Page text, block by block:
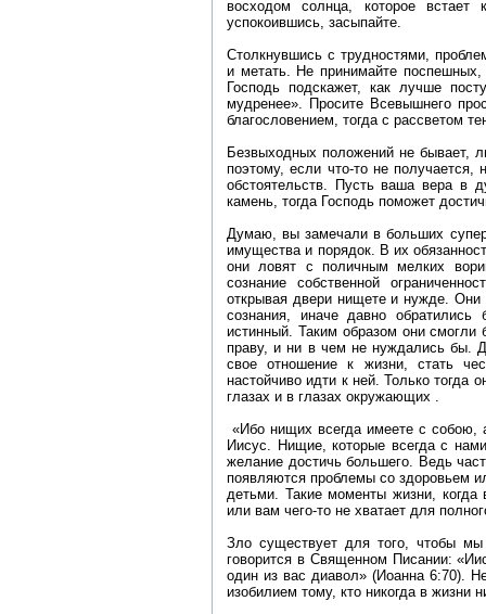
восходом солнца, которое
успокоившись, засыпайте.
Столкнувшись с трудностями,
и метать. Не принимайте
Господь подскажет, как лучше
мудренее». Просите Всевышнего
благословением, тогда с рассветом
Безвыходных положений не
поэтому, если что-то не получается,
обстоятельств. Пусть ваша вера в
камень, тогда Господь поможет
Думаю, вы замечали в больших
имущества и порядок. В их
они ловят с поличным мелких
сознание собственной
открывая двери нищете и нужде. Они
сознания, иначе давно
истинный. Таким образом они
праву, и ни в чем не нуждались бы.
свое отношение к жизни, стать
настойчиво идти к ней. Только тогда
глазах и в глазах окружающих .
«Ибо нищих всегда имеете с собою,
Иисус. Нищие, которые всегда с
желание достичь большего. Ведь
появляются проблемы со здоровьем
детьми. Такие моменты жизни,
или вам чего-то не хватает для
Зло существует для того, чтобы
говорится в Священном Писании:
один из вас диавол» (Иоанна 6:70).
изобилием тому, кто никогда в жизни